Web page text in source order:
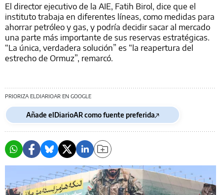
El director ejecutivo de la AIE, Fatih Birol, dice que el
instituto trabaja en diferentes líneas, como medidas para
ahorrar petróleo y gas, y podría decidir sacar al mercado
una parte más importante de sus reservas estratégicas.
“La única, verdadera solución” es “la reapertura del
estrecho de Ormuz”, remarcó.
PRIORIZA ELDIARIOAR EN GOOGLE
Añade elDiarioAR como fuente preferida